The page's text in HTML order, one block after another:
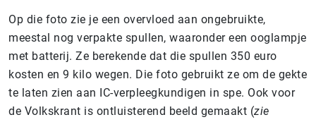
Op die foto zie je een overvloed aan ongebruikte,
meestal nog verpakte spullen, waaronder een ooglampje
met batterij. Ze berekende dat die spullen 350 euro
kosten en 9 kilo wegen. Die foto gebruikt ze om de gekte
te laten zien aan IC-verpleegkundigen in spe. Ook voor
de Volkskrant is ontluisterend beeld gemaakt (zie